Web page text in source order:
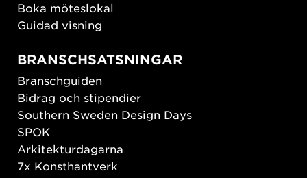
Boka möteslokal
Guidad visning
BRANSCHSATSNINGAR
Branschguiden
Bidrag och stipendier
Southern Sweden Design Days
SPOK
Arkitekturdagarna
7x Konsthantverk